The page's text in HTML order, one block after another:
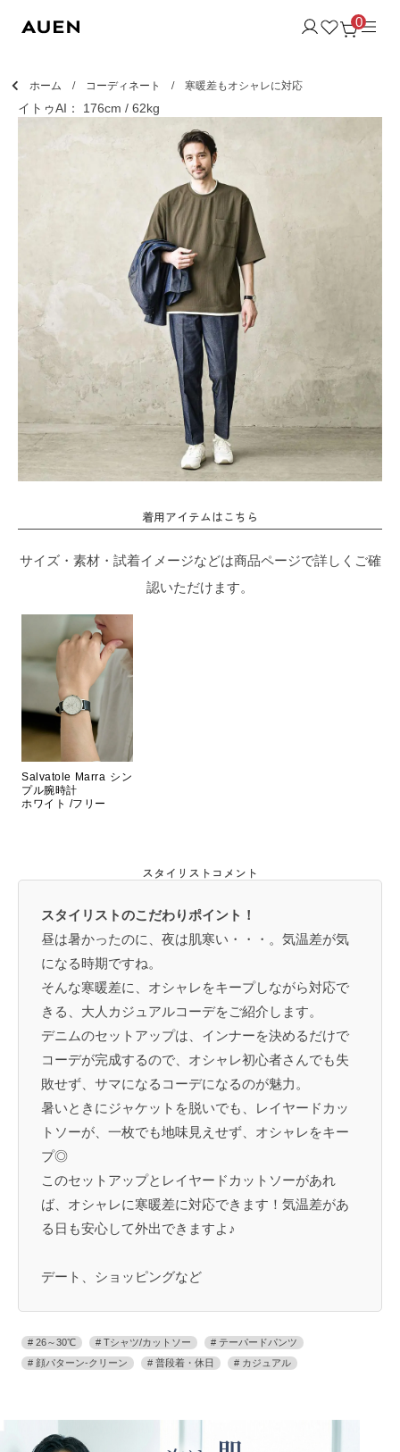
0
ホーム コーディネート 寒暖差もオシャレに対応
イトゥAI： 176cm / 62kg
着用アイテムはこちら
サイズ・素材・試着イメージなどは商品ページで詳しくご確
認いただけます。
Salvatole Marra シン
プル腕時計
ホワイト /フリー
スタイリストコメント
スタイリストのこだわりポイント！
昼は暑かったのに、夜は肌寒い・・・。気温差が気
になる時期ですね。
そんな寒暖差に、オシャレをキープしながら対応で
きる、大人カジュアルコーデをご紹介します。
デニムのセットアップは、インナーを決めるだけで
コーデが完成するので、オシャレ初心者さんでも失
敗せず、サマになるコーデになるのが魅力。
暑いときにジャケットを脱いでも、レイヤードカッ
トソーが、一枚でも地味見えせず、オシャレをキー
プ◎
このセットアップとレイヤードカットソーがあれ
ば、オシャレに寒暖差に対応できます！気温差があ
る日も安心して外出できますよ♪
デート、ショッピングなど
26～30℃ Tシャツ/カットソー
テーパードパンツ
顔パターン-クリーン
普段着・休日 カジュアル